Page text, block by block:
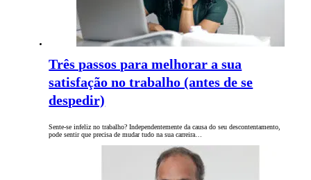
Três passos para melhorar a sua
satisfação no trabalho (antes de se
despedir)
Sente-se infeliz no trabalho? Independentemente da causa do seu descontentamento,
pode sentir que precisa de mudar tudo na sua carreira…